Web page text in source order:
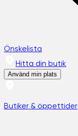
Önskelista
Hitta din butik
Använd min plats
Butiker & öppettider